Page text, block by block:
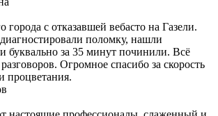
города с отказавшей вебасто на Газели.
поломку, нашли
буквально за 35 минут починили. Всё
Огромное спасибо за скорость
процветания.